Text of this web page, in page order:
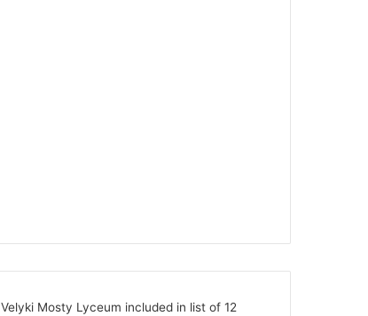
Velyki Mosty Lyceum included in list of 12